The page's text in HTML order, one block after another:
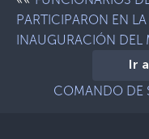
PARTICIPARON EN
INAUGURACIÓN DEL
Ir
COMANDO DE